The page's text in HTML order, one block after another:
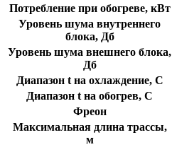
Потребление при обогреве, кВт
Уровень шума внутреннего
блока, Дб
Уровень шума внешнего блока,
Дб
Диапазон t на охлаждение, C
Диапазон t на обогрев, C
Фреон
Максимальная длина трассы,
м